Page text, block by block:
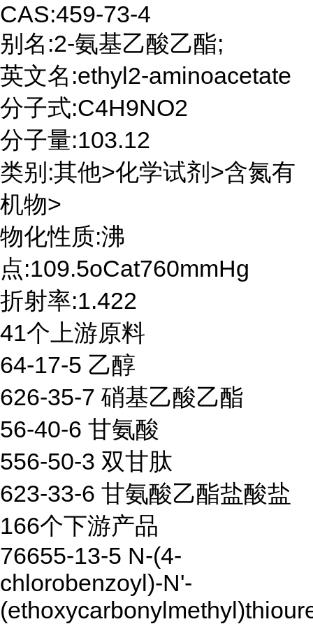
CAS:459-73-4
别名:2-氨基乙酸乙酯;
英文名:ethyl2-aminoacetate
分子式:C4H9NO2
分子量:103.12
类别:其他>化学试剂>含氮有
机物>
物化性质:沸
点:109.5oCat760mmHg
折射率:1.422
41个上游原料
64-17-5 乙醇
626-35-7 硝基乙酸乙酯
56-40-6 甘氨酸
556-50-3 双甘肽
623-33-6 甘氨酸乙酯盐酸盐
166个下游产品
76655-13-5 N-(4-
chlorobenzoyl)-N'-